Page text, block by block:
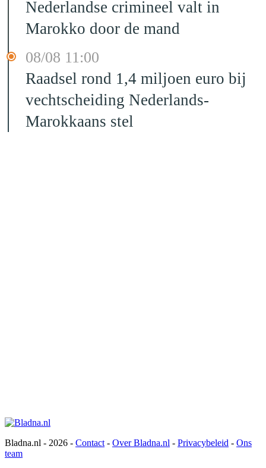
Nederlandse crimineel valt in
Marokko door de mand
08/08 11:00
Raadsel rond 1,4 miljoen euro bij
vechtscheiding Nederlands-
Marokkaans stel
Bladna.nl - 2026 - Contact - Over Bladna.nl - Privacybeleid - Ons
team